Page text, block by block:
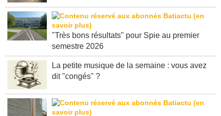
"Très bons résultats" pour Spie au premier
La petite musique de la semaine : vous avez